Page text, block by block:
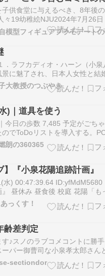
る人間をどんどん◯しま
表示をしていたゴミをゴ
食事やら社会更正やら税
事や
子供食堂に与えるべき、8年後
々19幼稚絵NJU2024年7月26
起こした事件は大きかったがそ
人々の考え方が表面に浮上した
口には出さなかったものの、思
なっ…
模型フィギュアプラモデート
．ラフカディオ・ハーン（小泉
景に魅了され、日本人女性と結
索し研究し続けた彼は、こう告
べば学ぶほど、ますます理解で
大教授のつぶやき
)｜道具を使う
今日の歩数 7,485 予定がごち
のでToDoリストを導入する。
マートフォンからアプリで。 ベ
ームリゾット。#セカンドショ
朗の360365
】『小泉花陽追跡計画』
水) 00:47:39.64 ID:yfMdM5680
』 昼休み 昼食後 校庭 花陽「も
せてぇ〜♪」 花陽「〜♪」ｽﾀｽﾀ
を開始しましたにゃ」 真姫「え
っくす！
齢差判定
♪スノのラブコメコントに勝
ーパー御曹司な小泉孝太郎さん
金持ちな上にVIPで他の同世代
うがシャレになるため♪俳優さ
sectiondor